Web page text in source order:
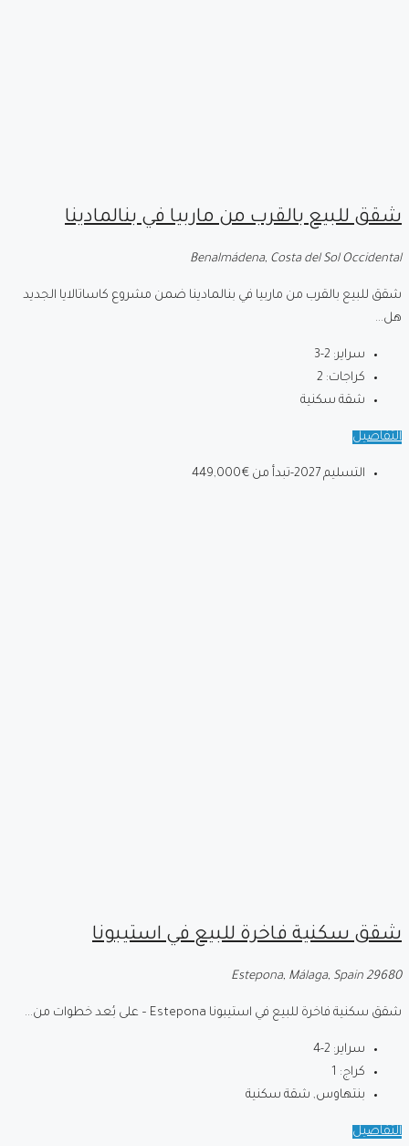
شقق للبيع بالقرب من ماربيا في بنالمادينا
Benalmádena, Costa del Sol Occidental
شقق للبيع بالقرب من ماربيا في بنالمادينا ضمن مشروع كاساتالايا الجديد
هل...
سراير: 2-3
كراجات: 2
شقة سكنية
التفاصيل
التسليم 2027-تبدأ من €449,000
شقق سكنية فاخرة للبيع في استيبونا
29680 Estepona, Málaga, Spain
شقق سكنية فاخرة للبيع في استيبونا Estepona – على بُعد خطوات من...
سراير: 2-4
كراج: 1
بنتهاوس, شقة سكنية
التفاصيل